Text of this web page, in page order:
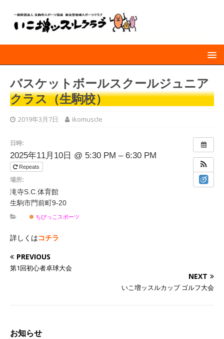
バスケットボールスクールジュニア
クラス（生駒校）
2019年3月7日 ikomuscle
日時:
2025年11月10日 @ 5:30 PM – 6:30 PM
Repeats
場所:
滝寺S.C.体育館
生駒市門前町9-20
ちびっこスポーツ
詳しくはコチラ
PREVIOUS
第1回初心者卓球大会
NEXT
いこ増ッスルカップ ゴルフ大会
お知らせ